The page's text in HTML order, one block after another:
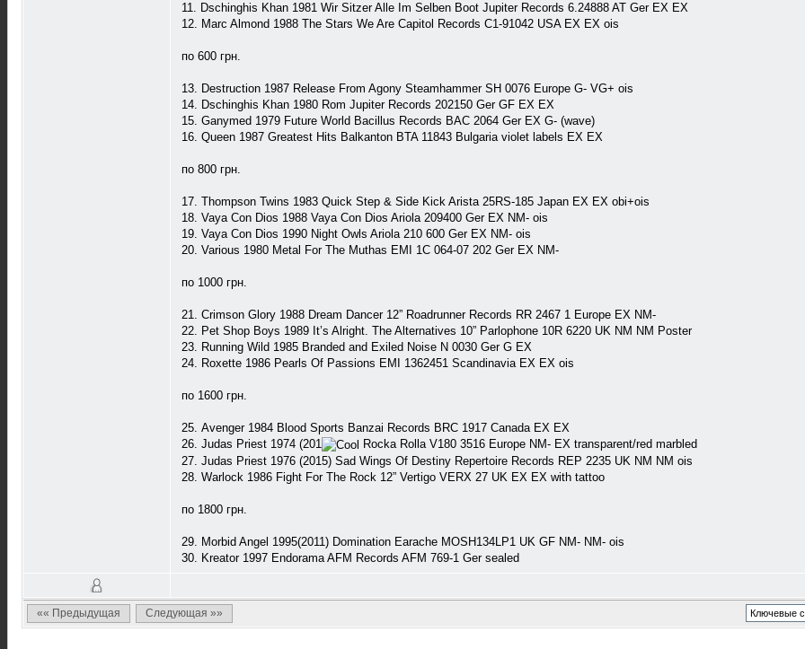
11. Dschinghis Khan 1981 Wir Sitzer Alle Im Selben Boot Jupiter Records 6.24888 AT Ger EX EX
12. Marc Almond 1988 The Stars We Are Capitol Records C1-91042 USA EX EX ois
по 600 грн.
13. Destruction 1987 Release From Agony Steamhammer SH 0076 Europe G- VG+ ois
14. Dschinghis Khan 1980 Rom Jupiter Records 202150 Ger GF EX EX
15. Ganymed 1979 Future World Bacillus Records BAC 2064 Ger EX G- (wave)
16. Queen 1987 Greatest Hits Balkanton BTA 11843 Bulgaria violet labels EX EX
по 800 грн.
17. Thompson Twins 1983 Quick Step & Side Kick Arista 25RS-185 Japan EX EX obi+ois
18. Vaya Con Dios 1988 Vaya Con Dios Ariola 209400 Ger EX NM- ois
19. Vaya Con Dios 1990 Night Owls Ariola 210 600 Ger EX NM- ois
20. Various 1980 Metal For The Muthas EMI 1C 064-07 202 Ger EX NM-
по 1000 грн.
21. Crimson Glory 1988 Dream Dancer 12” Roadrunner Records RR 2467 1 Europe EX NM-
22. Pet Shop Boys 1989 It’s Alright. The Alternatives 10” Parlophone 10R 6220 UK NM NM Poster
23. Running Wild 1985 Branded and Exiled Noise N 0030 Ger G EX
24. Roxette 1986 Pearls Of Passions EMI 1362451 Scandinavia EX EX ois
по 1600 грн.
25. Avenger 1984 Blood Sports Banzai Records BRC 1917 Canada EX EX
26. Judas Priest 1974 (201
Rocka Rolla V180 3516 Europe NM- EX transparent/red marbled
27. Judas Priest 1976 (2015) Sad Wings Of Destiny Repertoire Records REP 2235 UK NM NM ois
28. Warlock 1986 Fight For The Rock 12” Vertigo VERX 27 UK EX EX with tattoo
по 1800 грн.
29. Morbid Angel 1995(2011) Domination Earache MOSH134LP1 UK GF NM- NM- ois
30. Kreator 1997 Endorama AFM Records AFM 769-1 Ger sealed
«« Предыдущая
Следующая »»